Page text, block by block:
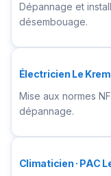
Dépannage et
désembouage.
Électricien Le
Mise aux normes
dépannage.
Climaticien · PAC